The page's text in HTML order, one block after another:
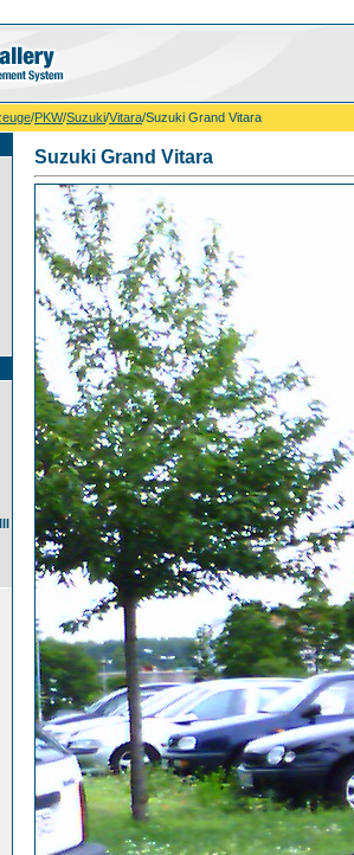
/PKW/Suzuki/Vitara/Suzuki Grand Vitara
Suzuki Grand Vitara